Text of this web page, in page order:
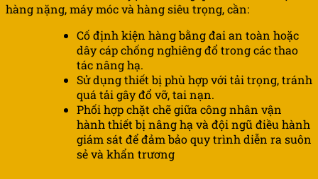
hàng nặng, máy móc và hàng siêu trọng, cần:
Cố định kiện hàng bằng đai an toàn hoặc
dây cáp chống nghiêng đổ trong các thao
tác nâng hạ.
Sử dụng thiết bị phù hợp với tải trọng, tránh
quá tải gây đổ vỡ, tai nạn.
Phối hợp chặt chẽ giữa công nhân vận
hành thiết bị nâng hạ và đội ngũ điều hành
giám sát để đảm bảo quy trình diễn ra suôn
sẻ và khẩn trương